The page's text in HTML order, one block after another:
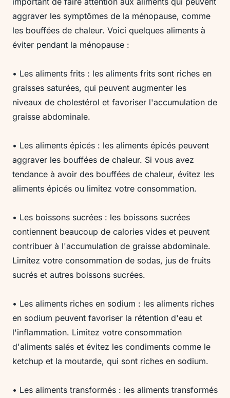
aggraver les symptômes de la ménopause, comme
les bouffées de chaleur. Voici quelques aliments à
éviter pendant la ménopause :
• Les aliments frits : les aliments frits sont riches en
graisses saturées, qui peuvent augmenter les
niveaux de cholestérol et favoriser l'accumulation de
graisse abdominale.
• Les aliments épicés : les aliments épicés peuvent
aggraver les bouffées de chaleur. Si vous avez
tendance à avoir des bouffées de chaleur, évitez les
aliments épicés ou limitez votre consommation.
• Les boissons sucrées : les boissons sucrées
contiennent beaucoup de calories vides et peuvent
contribuer à l'accumulation de graisse abdominale.
Limitez votre consommation de sodas, jus de fruits
sucrés et autres boissons sucrées.
• Les aliments riches en sodium : les aliments riches
en sodium peuvent favoriser la rétention d'eau et
l'inflammation. Limitez votre consommation
d'aliments salés et évitez les condiments comme le
ketchup et la moutarde, qui sont riches en sodium.
• Les aliments transformés : les aliments transformés